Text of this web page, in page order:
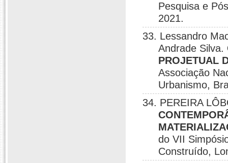
Pesquisa e
2021.
33. Lessandro
Andrade Silva.
PROJETUAL
Associação
Urbanismo,
34. PEREIRA
do VII
Construído,